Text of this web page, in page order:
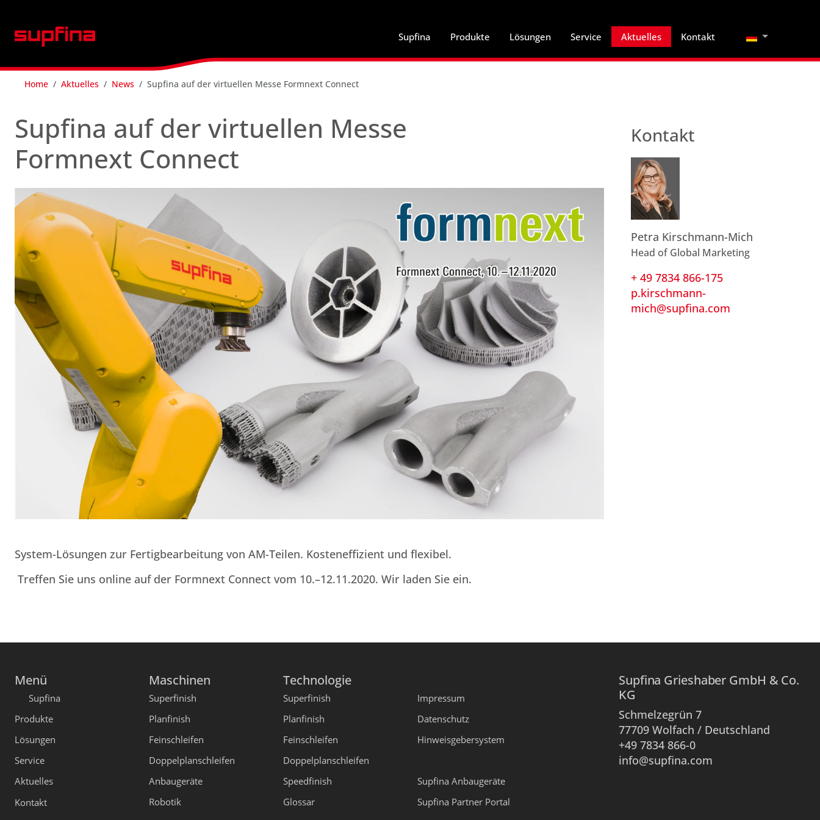
Supfina Produkte Lösungen Service Aktuelles Kontakt Sprache
Home Aktuelles News Supfina auf der virtuellen Messe Formnext Connect
Supfina auf der virtuellen Messe
Formnext Connect
System-Lösungen zur Fertigbearbeitung von AM-Teilen. Kosteneffizient und flexibel.
Treffen Sie uns online auf der Formnext Connect vom 10.–12.11.2020. Wir laden Sie ein.
Kontakt
Petra Kirschmann-Mich
Head of Global Marketing
+ 49 7834 866-175
p.kirschmann-
mich@supfina.com
Menü
Supfina
Produkte
Lösungen
Service
Aktuelles
Kontakt
Maschinen
Superfinish
Planfinish
Feinschleifen
Doppelplanschleifen
Anbaugeräte
Robotik
Technologie
Superfinish
Planfinish
Feinschleifen
Doppelplanschleifen
Speedfinish
Glossar
Impressum
Datenschutz
Hinweisgebersystem
Supfina Anbaugeräte
Supfina Partner Portal
Supfina Grieshaber GmbH & Co.
KG
Schmelzegrün 7
77709 Wolfach / Deutschland
+49 7834 866-0
info@supfina.com